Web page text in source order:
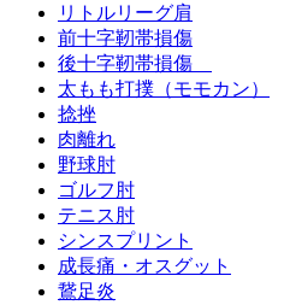
リトルリーグ肩
前十字靭帯損傷
後十字靭帯損傷
太もも打撲（モモカン）
捻挫
肉離れ
野球肘
ゴルフ肘
テニス肘
シンスプリント
成長痛・オスグット
鵞足炎